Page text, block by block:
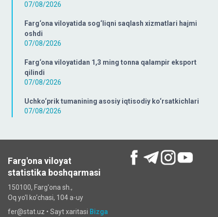
07/08/2026
Farg‘ona viloyatida sog‘liqni saqlash xizmatlari hajmi
oshdi
07/08/2026
Farg‘ona viloyatidan 1,3 ming tonna qalampir eksport
qilindi
07/08/2026
Uchko‘prik tumanining asosiy iqtisodiy ko‘rsatkichlari
07/08/2026
Farg'ona viloyat
statistika boshqarmasi
150100, Farg'ona sh.,
Oq yo'l ko‘chаsi, 104 a-uy
fer@stat.uz • Sayt xaritasi Bizga